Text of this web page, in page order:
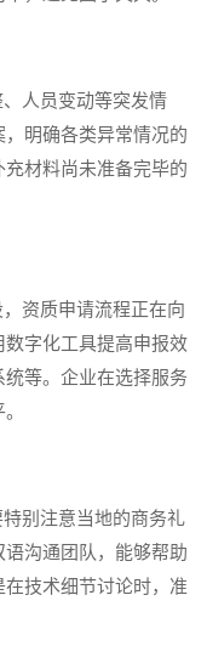
人员变动等突发情
明确各类异常情况的
材料尚未准备完毕的
资质申请流程正在向
字化工具提高申报效
等。企业在选择服务
别注意当地的商务礼
沟通团队，能够帮助
技术细节讨论时，准